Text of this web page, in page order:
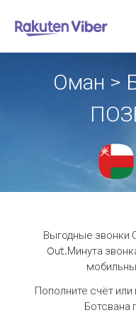
Оман >
Выгодные звонки
Out.Минута
Пополните счёт
Ботсвана